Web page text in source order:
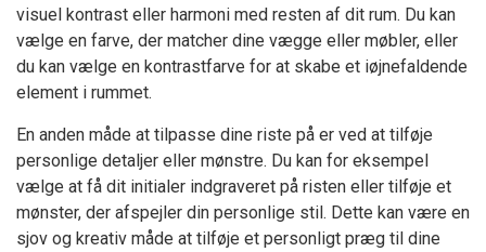
visuel kontrast eller harmoni med resten af dit rum. Du kan
vælge en farve, der matcher dine vægge eller møbler, eller
du kan vælge en kontrastfarve for at skabe et iøjnefaldende
element i rummet.
En anden måde at tilpasse dine riste på er ved at tilføje
personlige detaljer eller mønstre. Du kan for eksempel
vælge at få dit initialer indgraveret på risten eller tilføje et
mønster, der afspejler din personlige stil. Dette kan være en
sjov og kreativ måde at tilføje et personligt præg til dine